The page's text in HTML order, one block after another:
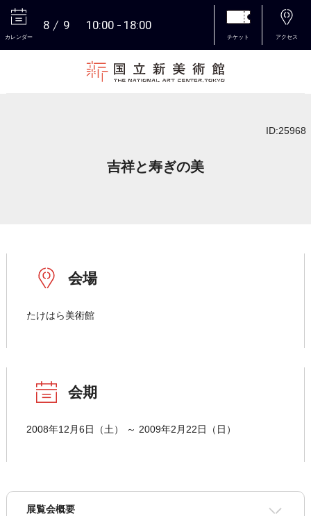
カレンダー
8 9 10:00 18:00
チケット アクセス
ID:25968
吉祥と寿ぎの美
会場
たけはら美術館
会期
2008年12月6日（土） ～ 2009年2月22日（日）
展覧会概要